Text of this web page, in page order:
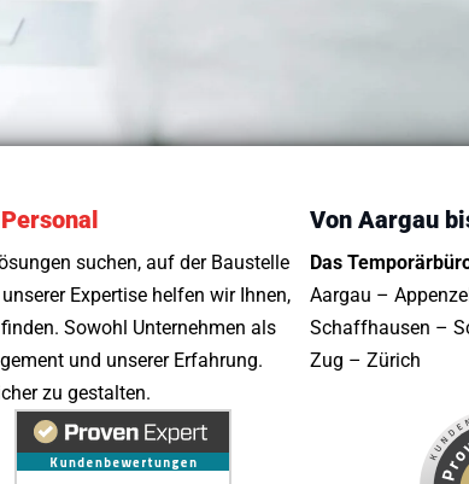
suchen, auf der Baustelle
Expertise helfen wir Ihnen,
Sowohl Unternehmen als
und unserer Erfahrung.
zu gestalten.
Von Aargau
Das
Aargau –
Schaffhausen –
Zug – Zürich